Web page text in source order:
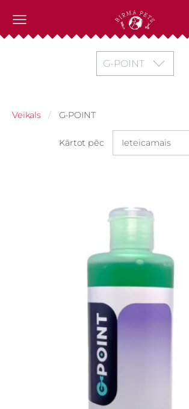
G-POINT
Veikals G-POINT
Kārtot pēc